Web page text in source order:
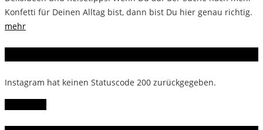
Konfetti für Deinen Alltag bist, dann bist Du hier genau richtig.
mehr
Instagram hat keinen Statuscode 200 zurückgegeben.